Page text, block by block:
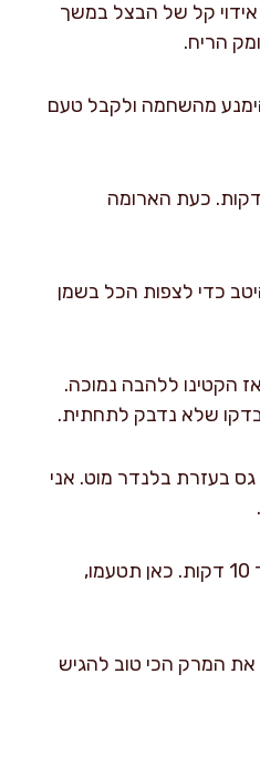
אידוי קל של הבצל במשך
– ערבבו מדי פעם כדי להימנע מהשחמה ולקבל טעם
הכניסו את הסלרי (כ-180 גרם מהכמות) והמשיך לאדות עד שהירקות יתרככו מעט, בערך 2-3 דקות. כעת הארומה
כדי לצפות הכל בשמן
הקטינו ללהבה נמוכה.
בדקו שלא נדבק לתחתית.
בעזרת בלנדר מוט. אני
החזירו לסיר, הוסיפו את יתרת הסלרי הקצוץ ופטרוזיליה טרייה. ערבבו והביאו לחימום עדין של עוד 10 דקות. כאן תטעמו,
את המרק הכי טוב להגיש